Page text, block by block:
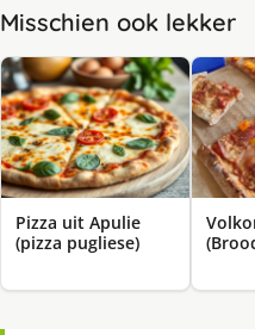
Misschien ook lekker
Pizza uit Apulie
(pizza pugliese)